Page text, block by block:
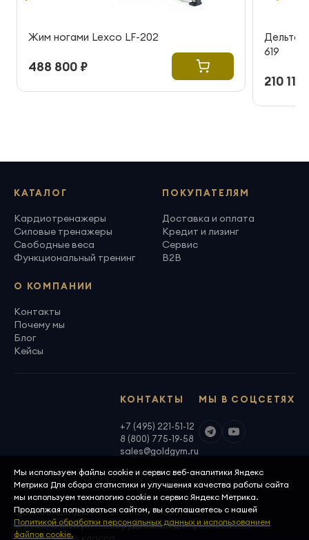
Жим ногами Lexco LF-202
488 800 ₽
619
210 115
КАТАЛОГ
Кардиотренажеры
Силовые тренажеры
Свободные веса
Функциональный тренинг
ПОКУПАТЕЛЯМ
Доставка и оплата
Кредит и лизинг
Сервис
B2B
О КОМПАНИИ
Контакты
Почему мы
Блог
Кейсы
МЫ В СОЦСЕТЯХ
КОНТАКТЫ
+7 (495) 221-51-12
8 (800) 775-19-58
sales@goldgym.ru
ООО «Голденджим» · ОГРН 1097746699940
© 2026, GoldGym — оборудование для фитнеса
Мы используем файлы cookie и сервис веб-аналитики Яндекс
Метрика Для сбора статистики и улучшения качества работы сайта
мы используем технологию cookie и сервис Яндекс Метрика.
Продолжая пользоваться сайтом, вы соглашаетесь с нашей
Политикой обработки персональных данных и использованием
файлов cookie.